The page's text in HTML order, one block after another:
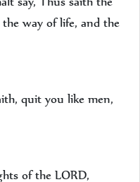
way of life, and the
quit you like men,
of the LORD,